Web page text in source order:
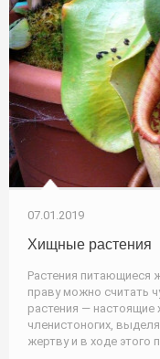
07.01.2019
Хищные растения
Растения питающиеся
праву можно считать
растения — настоящие
членистоногих,
жертву и в ходе этого